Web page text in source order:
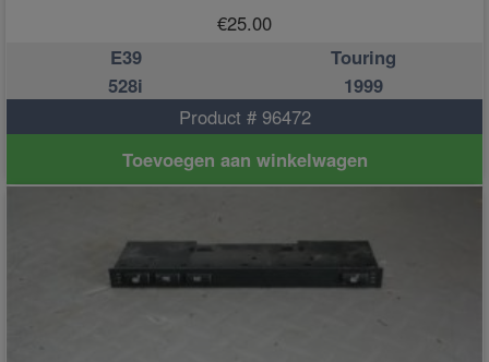
€25.00
E39
Touring
528i
1999
Product # 96472
Toevoegen aan winkelwagen